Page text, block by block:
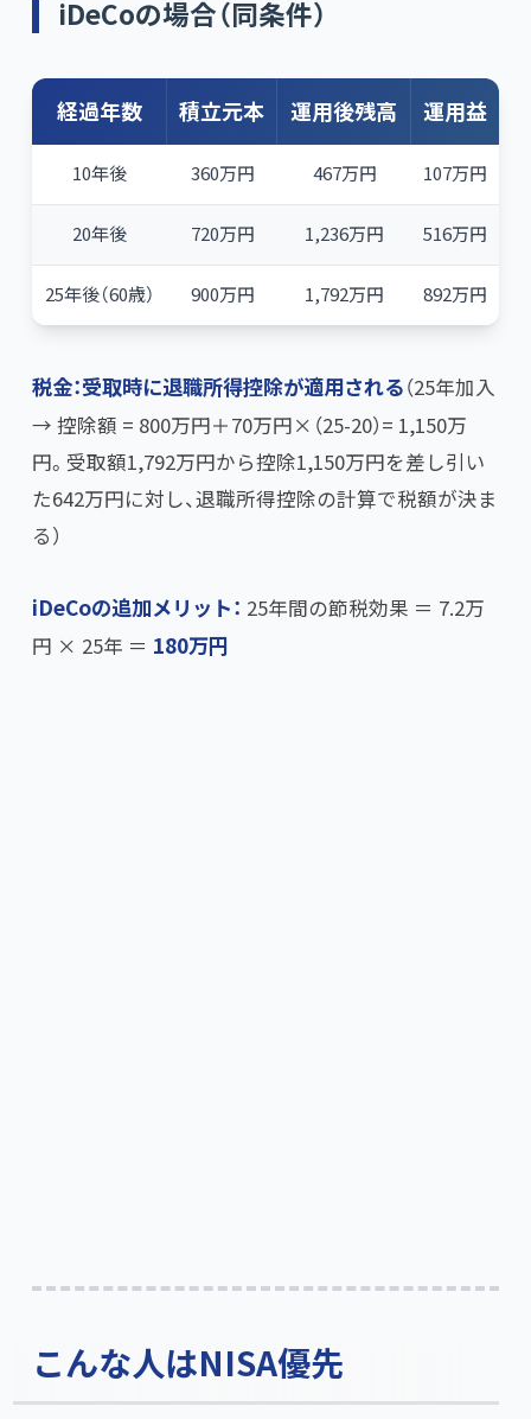
iDeCoの場合（同条件）
経過年数 積立元本 運用後残高 運用益
10年後 360万円 467万円 107万円
20年後 720万円 1,236万円 516万円
25年後（60歳） 900万円 1,792万円 892万円
税金：受取時に退職所得控除が適用される ​（25年加入
→ 控除額 = 800万円＋70万円×（25-20）= 1,150万
円。受取額1,792万円から控除1,150万円を差し引い
た642万円に対し、退職所得控除の計算で税額が決ま
る）
iDeCoの追加メリット： 25年間の節税効果 ＝ 7.2万
円 × 25年 ＝ 180万円
こんな人はNISA優先